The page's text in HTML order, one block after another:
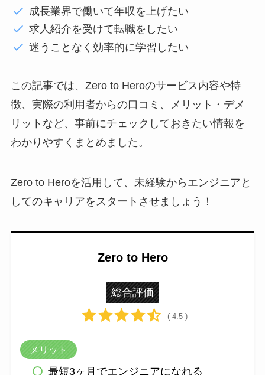
成長業界で働いて年収を上げたい
求人紹介を受けて転職をしたい
迷うことなく効率的に学習したい
この記事では、Zero to Heroのサービス内容や特
徴、実際の利用者からの口コミ、メリット・デメ
リットなど、事前にチェックしておきたい情報を
わかりやすくまとめました。
Zero to Heroを活用して、未経験からエンジニアと
してのキャリアをスタートさせましょう！
Zero to Hero
総合評価
( 4.5 )
メリット
最短3ヶ月でエンジニアになれる